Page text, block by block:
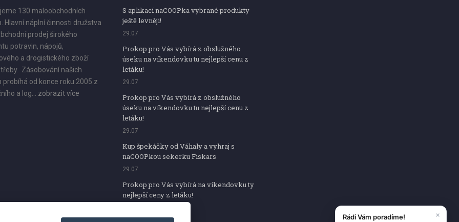
130 maloobchodních
Hlavní náplní činnosti družstva
prodej širokého
potravin, nápojů,
a drogistického zboží
Zásobování našich
probíhá od konce roku 2005 z
a log... zobrazit více
S aplikací naCOOPka vybrané produkty
ještě levněji!
29.07
Prokop pro Vás vybírá z obslužného
úseku na víkendovku tu nejlepší cenu z
letáku!
29.07
Prokop pro Vás vybírá z obslužného
úseku na víkendovku tu nejlepší cenu z
letáku!
29.07
Kup špekáčky od Váhaly a vyhraj s
naCOOPkou sekerku Fiskars
29.07
Prokop pro Vás vybírá na víkendovku ty
nejlepší ceny z letáku!